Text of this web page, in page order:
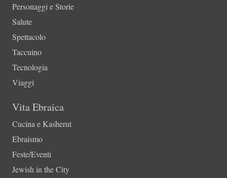
Personaggi e Storie
Salute
Spettacolo
Taccuino
Tecnologia
Viaggi
Vita Ebraica
Cucina e Kasherut
Ebraismo
Feste/Eventi
Jewish in the City